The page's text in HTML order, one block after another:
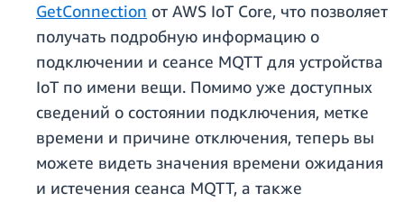
GetConnection от AWS IoT Core, что позволяет
получать подробную информацию о
подключении и сеансе MQTT для устройства
IoT по имени вещи. Помимо уже доступных
сведений о состоянии подключения, метке
времени и причине отключения, теперь вы
можете видеть значения времени ожидания
и истечения сеанса MQTT, а также